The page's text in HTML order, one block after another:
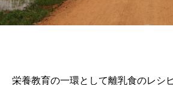
栄養教育の一環として離乳食のレシ